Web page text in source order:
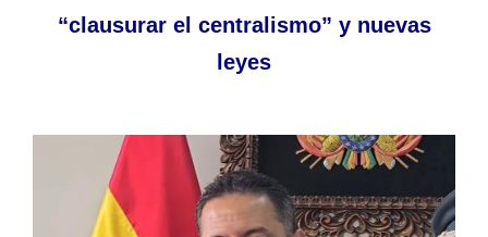
“clausurar el centralismo” y nuevas
leyes